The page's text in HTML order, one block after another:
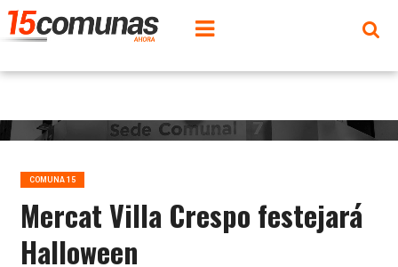
COMUNA 15
Mercat Villa Crespo festejará
Halloween